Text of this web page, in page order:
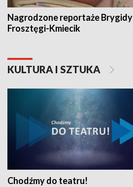
Nagrodzone reportaże Brygidy
Frosztęgi-Kmiecik
KULTURA I SZTUKA
Chodźmy do teatru!